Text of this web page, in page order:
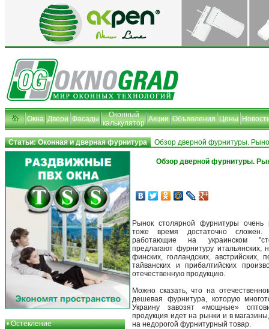
Окна Двери Фасады
Оконный
калькулятор Акции Объявления Цены
Статьи: Оконная и дверная фурнитура Обзор дверной фурнитуры.
•Остекление
Обзор дверной фурнитуры.
Рынок столярной фурнитуры очень
тоже время достаточно
работающие на украинском
предлагают фурнитуру итальянских,
финских, голландских, австрийских,
тайванских и прибалтийских
отечественную продукцию.
Можно сказать, что на
дешевая фурнитура, которую
Украину завозят «мощные»
продукция идет на рынки и в
на недорогой фурнитурный товар.